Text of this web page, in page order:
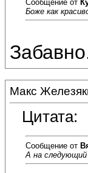
Сообщение от
Боже как
Макс
Цитата:
Сообщение от
А на следующий